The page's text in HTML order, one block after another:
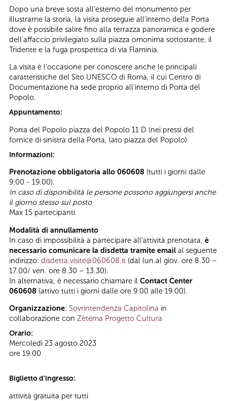
Dopo una breve sosta all’esterno del monumento per
illustrarne la storia, la visita proseguie all’interno della Porta
dove è possibile salire fino alla terrazza panoramica e godere
dell’affaccio privilegiato sulla piazza omonima sottostante, il
Tridente e la fuga prospettica di via Flaminia.
La visita è l'occasione per conoscere anche le principali
caratteristiche del Sito UNESCO di Roma, il cui Centro di
Documentazione ha sede proprio all’interno di Porta del
Popolo.
Appuntamento:
Porta del Popolo piazza del Popolo 11 D (nei pressi del
fornice di sinistra della Porta, lato piazza del Popolo)
Informazioni:
Prenotazione obbligatoria allo 060608 (tutti i giorni dalle
9.00 - 19.00).
In caso di disponibilità le persone possono aggiungersi anche
il giorno stesso sul posto
Max 15 partecipanti.
Modalità di annullamento
In caso di impossibilità a partecipare all’attività prenotata, è
necessario comunicare la disdetta tramite email al seguente
indirizzo: disdetta.visite@060608.it (dal lun.al giov. ore 8.30 –
17.00/ ven. ore 8.30 – 13.30).
In alternativa, è necessario chiamare il Contact Center
060608 (attivo tutti i giorni dalle ore 9.00 alle 19.00).
Organizzazione: Sovrintendenza Capitolina in
collaborazione con Zètema Progetto Cultura
Orario:
Mercoledì 23 agosto 2023
ore 19.00
Biglietto d'ingresso:
attività gratuita per tutti